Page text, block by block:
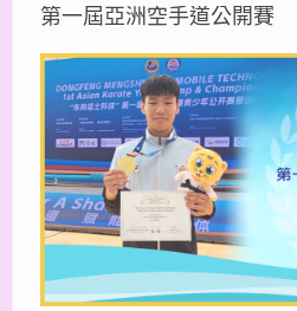
第一屆亞洲空手道公開賽